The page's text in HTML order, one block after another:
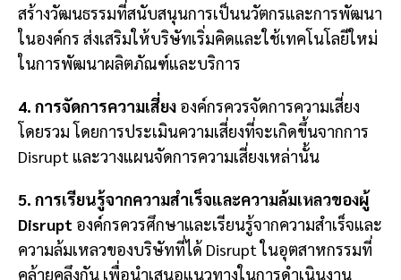
สร้างวัฒนธรรมที่สนับสนุนการเป็นนวัตกรและการพัฒนา
ในองค์กร ส่งเสริมให้บริษัทเริ่มคิดและใช้เทคโนโลยีใหม่
ในการพัฒนาผลิตภัณฑ์และบริการ
4. การจัดการความเสี่ยง องค์กรควรจัดการความเสี่ยง
โดยรวม โดยการประเมินความเสี่ยงที่จะเกิดขึ้นจากการ
Disrupt และวางแผนจัดการความเสี่ยงเหล่านั้น
5. การเรียนรู้จากความสำเร็จและความล้มเหลวของผู้
Disrupt องค์กรควรศึกษาและเรียนรู้จากความสำเร็จและ
ความล้มเหลวของบริษัทที่ได้ Disrupt ในอุตสาหกรรมที่
คล้ายคลึงกัน เพื่อนำเสนอแนวทางในการดำเนินงาน